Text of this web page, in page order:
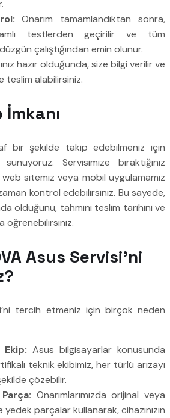
Onarım tamamlandıktan sonra,
testlerden geçirilir ve tüm
çalıştığından emin olunur.
hazır olduğunda, size bilgi verilir ve
teslim alabilirsiniz.
bir şekilde takip edebilmeniz için
Servisimize bıraktığınız
web sitemiz veya mobil uygulamamız
kontrol edebilirsiniz. Bu sayede,
olduğunu, tahmini teslim tarihini ve
öğrenebilirsiniz.
Asus Servisi’ni
tercih etmeniz için birçok neden
Asus bilgisayarlar konusunda
teknik ekibimiz, her türlü arızayı
çözebilir.
Onarımlarımızda orijinal veya
parçalar kullanarak, cihazınızın